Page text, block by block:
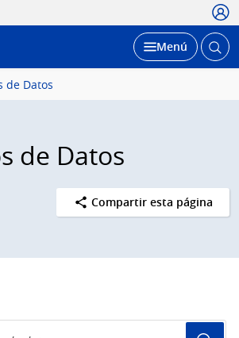
Desplegar
Menú Abrir
de Datos
de Datos
Compartir esta página